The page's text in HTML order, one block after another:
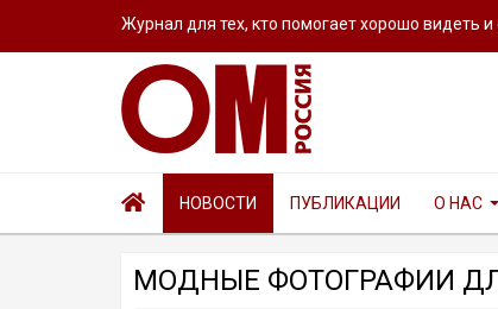
Журнал для тех, кто помогает хорошо видеть и
НОВОСТИ ПУБЛИКАЦИИ О НАС
МОДНЫЕ ФОТОГРАФИИ